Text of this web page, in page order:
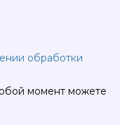
обработки
момент можете